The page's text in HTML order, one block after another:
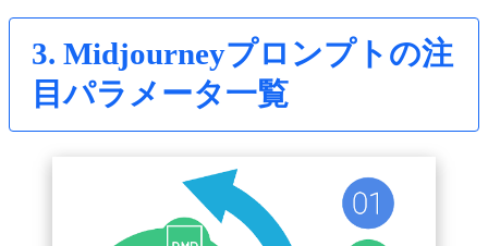
3. Midjourneyプロンプトの注
目パラメータ一覧